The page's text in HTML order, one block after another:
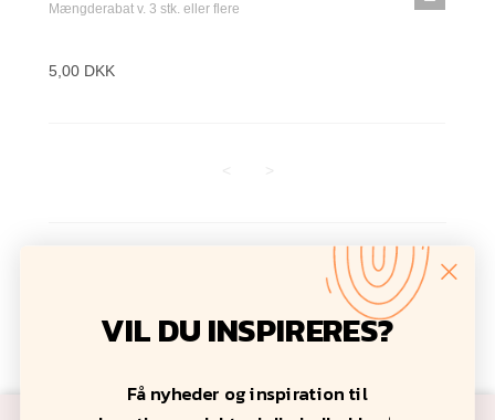
Mængderabat v. 3 stk. eller flere
5,00 DKK
Anbefal Print
VIL DU INSPIRERES?
Få nyheder og inspiration til